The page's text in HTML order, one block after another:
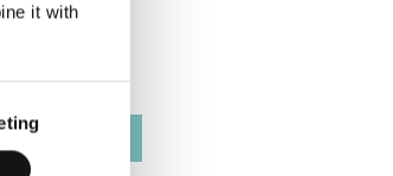
it with
DARK OLIVE ποσότητα
ΚΑΛΆΘΙ